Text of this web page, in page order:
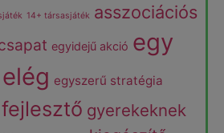
14+ társasjáték asszociációs
egyidejű akció egy
egyszerű stratégia
fejlesztő gyerekeknek